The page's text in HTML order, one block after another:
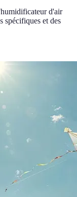
d'air
spécifiques et des